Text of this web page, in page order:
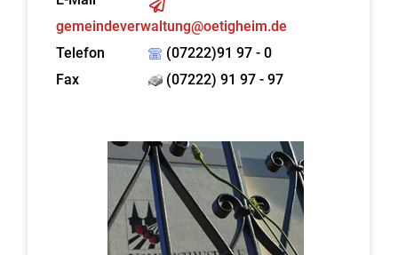
gemeindeverwaltung@oetigheim.de
Telefon
(07222)91 97 - 0
Fax
(07222) 91 97 - 97